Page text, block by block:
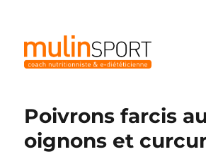
Poivrons farcis
oignons et